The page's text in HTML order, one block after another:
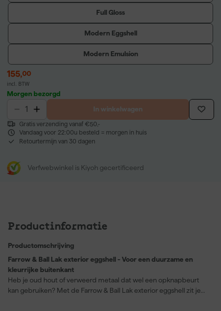
Full Gloss
Modern Eggshell
Modern Emulsion
155,00
incl. BTW
Morgen bezorgd
In winkelwagen
Gratis verzending vanaf €50,-
Vandaag voor 22:00u besteld = morgen in huis
Retourtermijn van 30 dagen
Verfwebwinkel is Kiyoh gecertificeerd
Productinformatie
Productomschrijving
Farrow & Ball Lak exterior eggshell - Voor een duurzame en
kleurrijke buitenkant
Heb je oud hout of verweerd metaal dat wel een opknapbeurt
kan gebruiken? Met de Farrow & Ball Lak exterior eggshell zit je